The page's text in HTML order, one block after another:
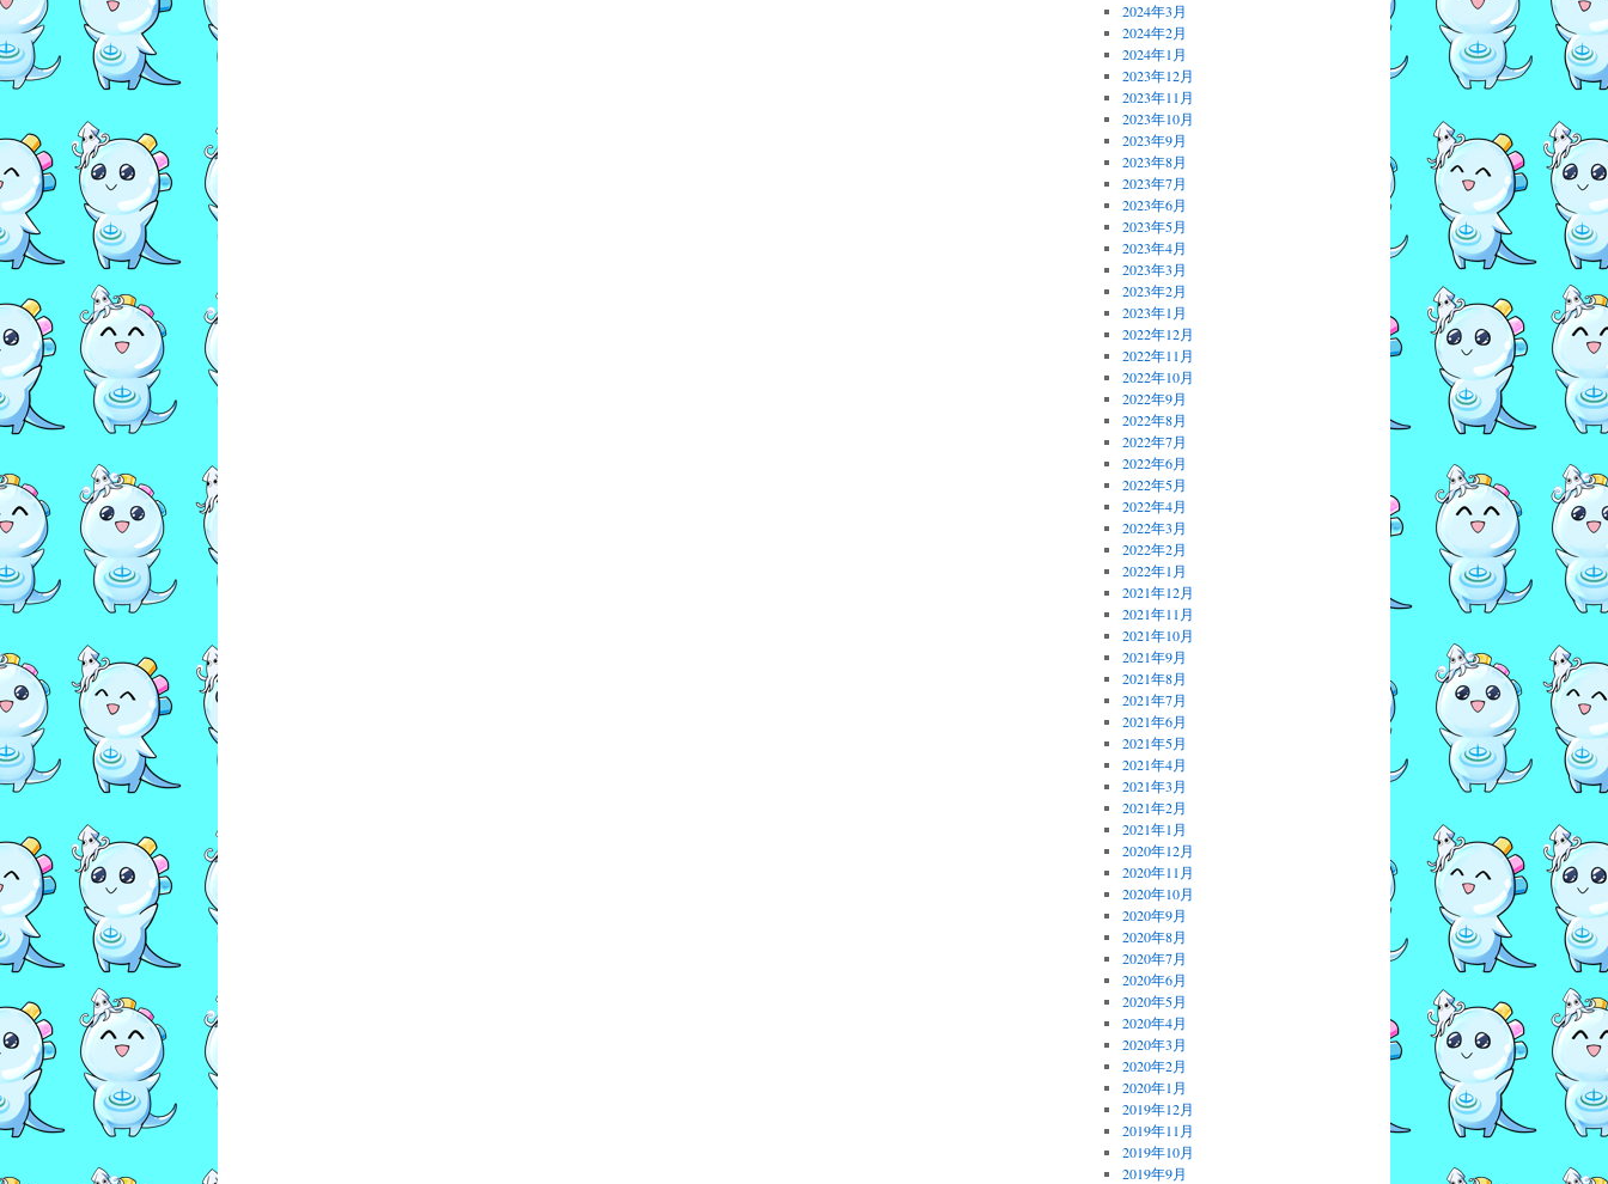
2024年3月
2024年2月
2024年1月
2023年12月
2023年11月
2023年10月
2023年9月
2023年8月
2023年7月
2023年6月
2023年5月
2023年4月
2023年3月
2023年2月
2023年1月
2022年12月
2022年11月
2022年10月
2022年9月
2022年8月
2022年7月
2022年6月
2022年5月
2022年4月
2022年3月
2022年2月
2022年1月
2021年12月
2021年11月
2021年10月
2021年9月
2021年8月
2021年7月
2021年6月
2021年5月
2021年4月
2021年3月
2021年2月
2021年1月
2020年12月
2020年11月
2020年10月
2020年9月
2020年8月
2020年7月
2020年6月
2020年5月
2020年4月
2020年3月
2020年2月
2020年1月
2019年12月
2019年11月
2019年10月
2019年9月